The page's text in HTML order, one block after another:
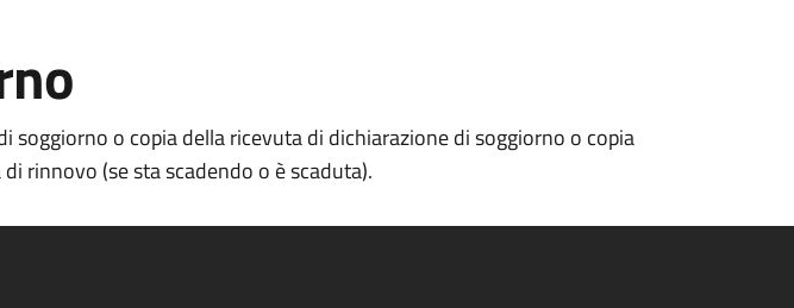
o copia della ricevuta di dichiarazione di soggiorno o copia
rinnovo (se sta scadendo o è scaduta).